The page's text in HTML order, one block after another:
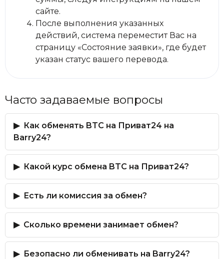
сайте.
После выполнения указанных
действий, система переместит Вас на
страницу «Состояние заявки», где будет
указан статус вашего перевода.
Часто задаваемые вопросы
Как обменять BTC на Приват24 на
Barry24?
Какой курс обмена BTC на Приват24?
Есть ли комиссия за обмен?
Сколько времени занимает обмен?
Безопасно ли обменивать на Barry24?